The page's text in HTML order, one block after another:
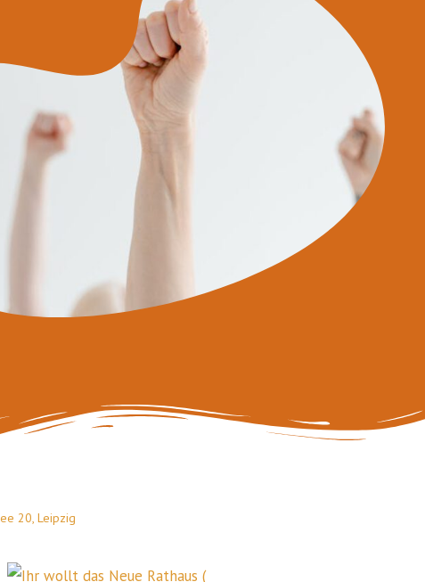
20, Leipzig